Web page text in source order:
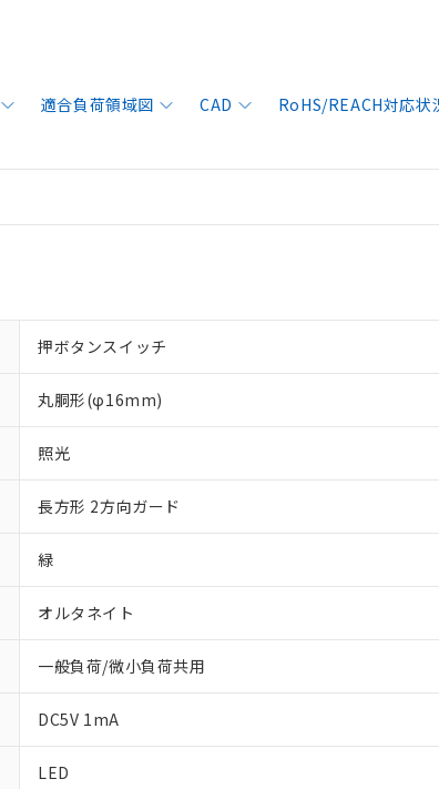
適合負荷領域図 CAD RoHS/REACH対応状
押ボタンスイッチ
丸胴形(φ16mm)
照光
長方形 2方向ガード
緑
オルタネイト
一般負荷/微小負荷共用
DC5V 1mA
LED